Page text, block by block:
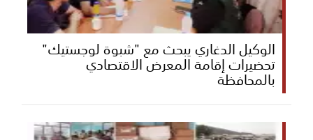
الوكيل الدغاري يبحث مع "شبوة لوجستيك"
تحضيرات إقامة المعرض الاقتصادي
بالمحافظة